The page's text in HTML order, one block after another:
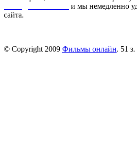
и мы немедленно
сайта.
© Copyright 2009 Фильмы онлайн. 51